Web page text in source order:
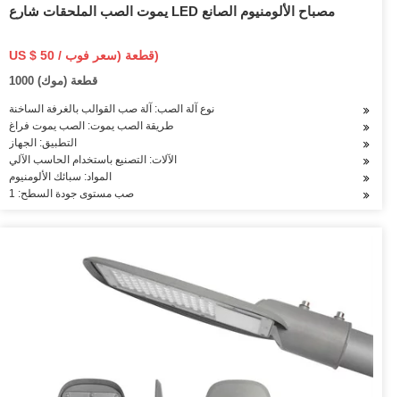
يموت الصب الملحقات شارع LED مصباح الألومنيوم الصانع
US $ 50 / قطعة (سعر فوب)
1000 قطعة (موك)
نوع آلة الصب: آلة صب القوالب بالغرفة الساخنة
طريقة الصب يموت: الصب يموت فراغ
التطبيق: الجهاز
الآلات: التصنيع باستخدام الحاسب الآلي
المواد: سبائك الألومنيوم
صب مستوى جودة السطح: 1